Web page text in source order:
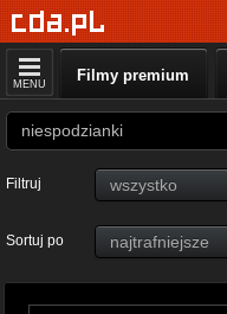
MENU Filmy premium
Filtruj
Sortuj po